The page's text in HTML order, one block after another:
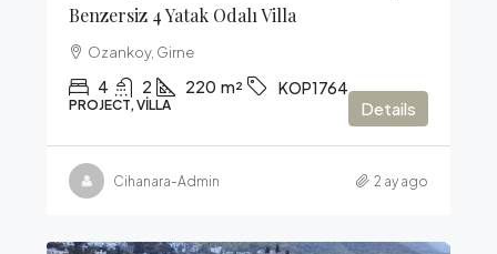
Benzersiz 4 Yatak Odalı Villa
Ozankoy, Girne
4 2 220 m² KOP1764
PROJECT, VILLA Details
Cihanara-Admin 2 ay ago